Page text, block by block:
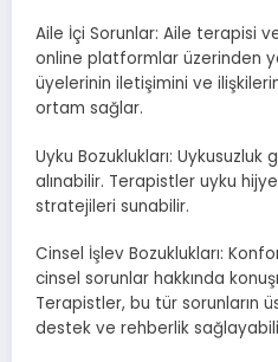
Aile İçi Sorunlar: Aile terapisi
online platformlar üzerinden
üyelerinin iletişimini ve
ortam sağlar.
Uyku Bozuklukları: Uykusuzluk
alınabilir. Terapistler uyku
stratejileri sunabilir.
Cinsel İşlev Bozuklukları:
cinsel sorunlar hakkında
Terapistler, bu tür sorunların
destek ve rehberlik